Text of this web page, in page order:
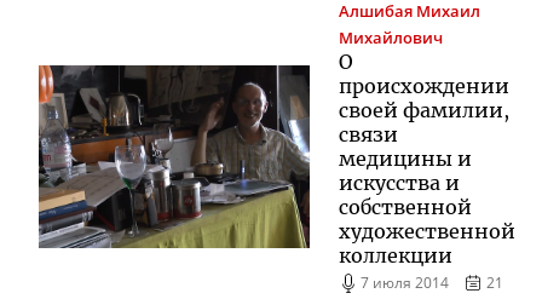
Алшибая Михаил
Михайлович
О
происхождении
своей фамилии,
связи
медицины и
искусства и
собственной
художественной
коллекции
7 июля 2014
21